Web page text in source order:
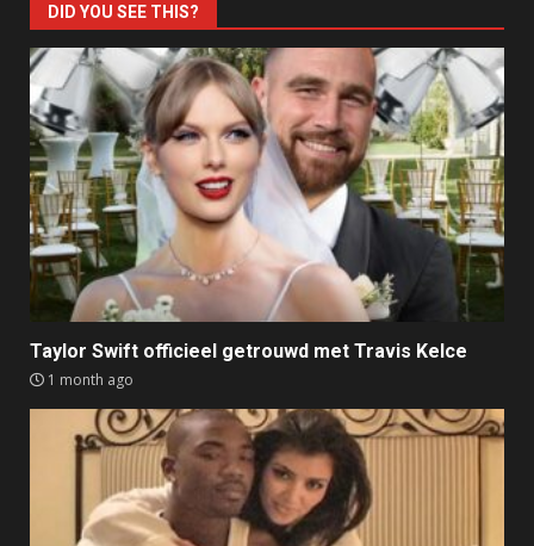
DID YOU SEE THIS?
Taylor Swift officieel getrouwd met Travis Kelce
1 month ago